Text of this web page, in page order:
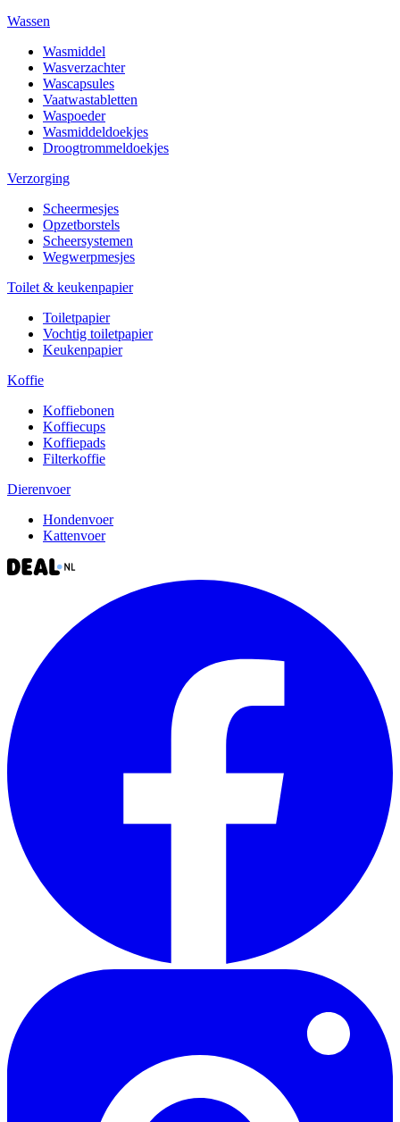
Wassen
Wasmiddel
Wasverzachter
Wascapsules
Vaatwastabletten
Waspoeder
Wasmiddeldoekjes
Droogtrommeldoekjes
Verzorging
Scheermesjes
Opzetborstels
Scheersystemen
Wegwerpmesjes
Toilet & keukenpapier
Toiletpapier
Vochtig toiletpapier
Keukenpapier
Koffie
Koffiebonen
Koffiecups
Koffiepads
Filterkoffie
Dierenvoer
Hondenvoer
Kattenvoer